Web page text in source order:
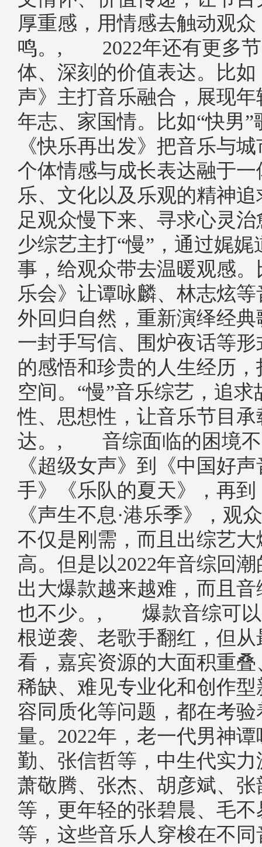
厚重感，用情感去触动观
鸣。, 2022年还有更多节
体、深刻的价值表达。比
声》主打音乐融合，展现
年志、家国情。比如“快男”
《快乐再出发》把音乐与
个体情感与成长表达融于
乐、文化以及乐观的精神
足观众慢下来、寻求心灵
少综艺主打“慢”，通过娓
事，给观众带去温暖观感
乐会》让谭咏麟、林志炫
外回归自然，重新演绎经
一封手写信、围炉夜话等
的感悟和珍贵的人生经历
空间。“慢”音乐综艺，追
性、思想性，让音乐节目
达。, 音综面临的困
《超级女声》到《中国好
手》《乐队的夏天》，再
《声生不息·港乐季》，观
不仅是刚需，而且出综艺
高。但是以2022年音综回
出大爆款越来越难，而且
也不少。, 爆款音综可以
根逆袭、老歌手翻红，但
看，嘉宾资源的大面积重
稀缺、难见专业化和创作
容同质化等问题，都在考
量。2022年，老一代男神
勤、张信哲等，中生代实
萧敬腾、张杰、胡彦斌、
等，更年轻的张碧晨、毛
等，这些音乐人穿梭在不